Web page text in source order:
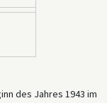
des Jahres 1943 im